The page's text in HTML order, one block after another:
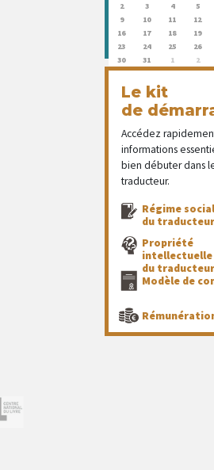
2
3 4 5
9
10 11 12
16
17 18 19
23
24 25 26
30
31 1 2
Le kit
de
Accédez
informations
bien débuter dans
traducteur.
Régime
du traducteur
Propriété
intellectuelle
du traducteur
Modèle de